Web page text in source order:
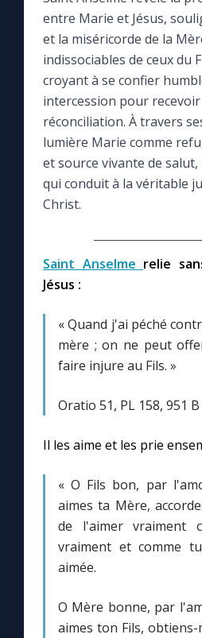
La newsletter
La vidéo de la semaine
Le compte Tiktok
Le magazine
Le site internet
Questions-réponses
Prier au quotidien
Avec Thérèse de Lisieux
Marie qui défait les nœuds
Me consacrer à Jésus par
Mes intentions de prière
Une Minute avec Marie
entre Marie et Jésus,
et la miséricorde de la
indissociables de ceux du
croyant à se confier
intercession pour
réconciliation. À travers
lumière Marie comme
et source vivante de salut,
qui conduit à la véritable
Christ.
Saint Anselme relie
Jésus :
« Quand j'ai péché
mère ; on ne peut
faire injure au Fils. »
Oratio 51, PL 158, 951 B
Il les aime et les prie
« O Fils bon, par
aimes ta Mère,
de l'aimer vraiment
vraiment et comme
aimée.
O Mère bonne, par
aimes ton Fils,